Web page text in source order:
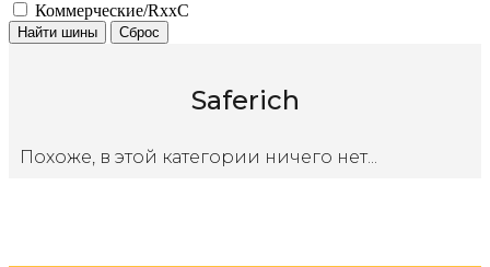
Коммерческие/RxxC
Найти шины Сброс
Saferich
Похоже, в этой категории ничего нет...